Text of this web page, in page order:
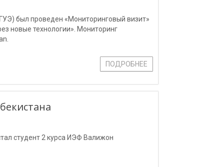
был проведен «Мониторинговый визит»
новые технологии». Мониторинг
ПОДРОБНЕЕ
студент 2 курса ИЭФ Валижон